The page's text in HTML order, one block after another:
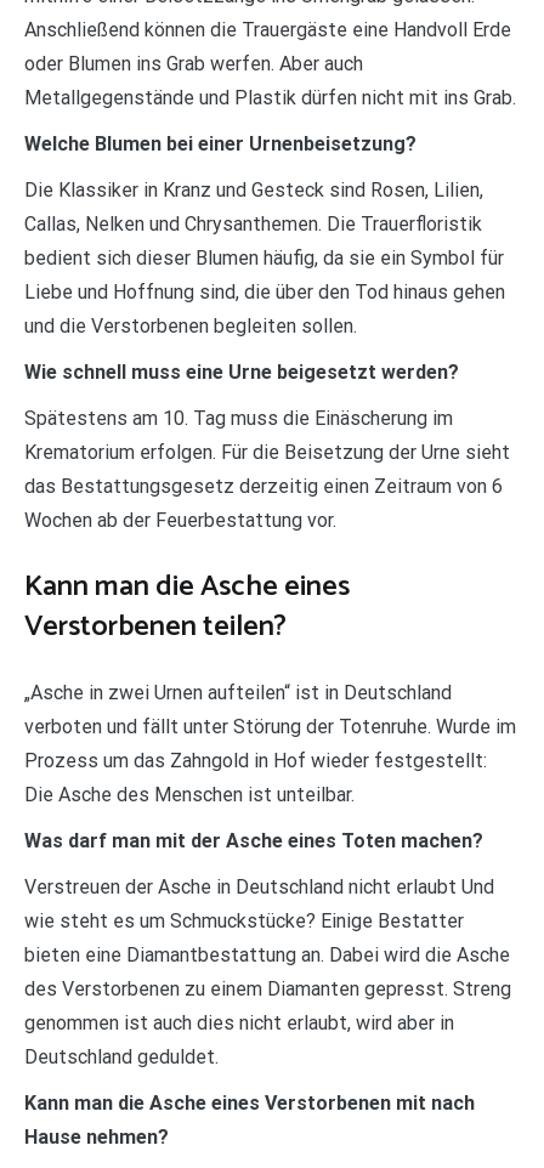
Anschließend können die Trauergäste eine Handvoll Erde
oder Blumen ins Grab werfen. Aber auch
Metallgegenstände und Plastik dürfen nicht mit ins Grab.
Welche Blumen bei einer Urnenbeisetzung?
Die Klassiker in Kranz und Gesteck sind Rosen, Lilien,
Callas, Nelken und Chrysanthemen. Die Trauerfloristik
bedient sich dieser Blumen häufig, da sie ein Symbol für
Liebe und Hoffnung sind, die über den Tod hinaus gehen
und die Verstorbenen begleiten sollen.
Wie schnell muss eine Urne beigesetzt werden?
Spätestens am 10. Tag muss die Einäscherung im
Krematorium erfolgen. Für die Beisetzung der Urne sieht
das Bestattungsgesetz derzeitig einen Zeitraum von 6
Wochen ab der Feuerbestattung vor.
Kann man die Asche eines
Verstorbenen teilen?
„Asche in zwei Urnen aufteilen“ ist in Deutschland
verboten und fällt unter Störung der Totenruhe. Wurde im
Prozess um das Zahngold in Hof wieder festgestellt:
Die Asche des Menschen ist unteilbar.
Was darf man mit der Asche eines Toten machen?
Verstreuen der Asche in Deutschland nicht erlaubt Und
wie steht es um Schmuckstücke? Einige Bestatter
bieten eine Diamantbestattung an. Dabei wird die Asche
des Verstorbenen zu einem Diamanten gepresst. Streng
genommen ist auch dies nicht erlaubt, wird aber in
Deutschland geduldet.
Kann man die Asche eines Verstorbenen mit nach
Hause nehmen?